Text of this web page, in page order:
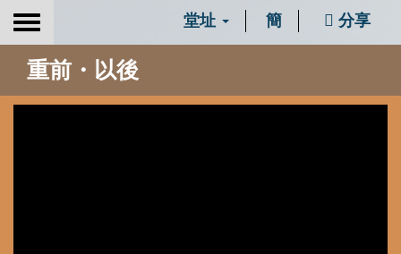
Toggle
堂址 簡 分享
重前・以後